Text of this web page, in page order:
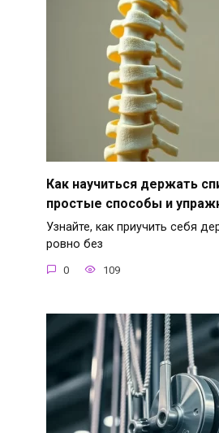
Как научиться держать
простые способы и
Узнайте, как приучить себя
ровно без
0 109